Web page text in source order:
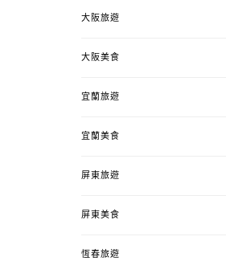
大阪旅遊
大阪美食
宜蘭旅遊
宜蘭美食
屏東旅遊
屏東美食
恆春旅遊